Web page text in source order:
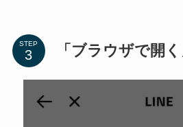
STEP 「ブラウザで開